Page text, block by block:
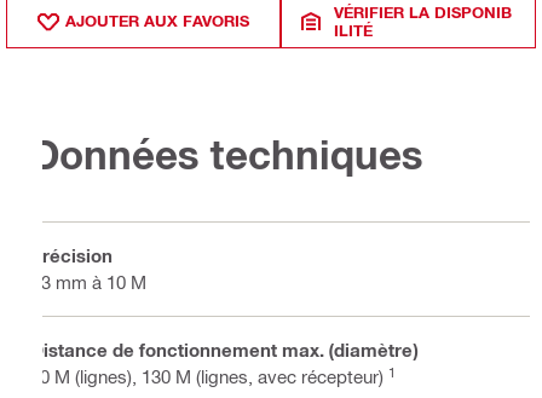
AJOUTER AUX FAVORIS
VÉRIFIER LA DISPONIB
ILITÉ
Données techniques
Précision
±3 mm à 10 M
Distance de fonctionnement max. (diamètre)
80 M (lignes), 130 M (lignes, avec récepteur) 1